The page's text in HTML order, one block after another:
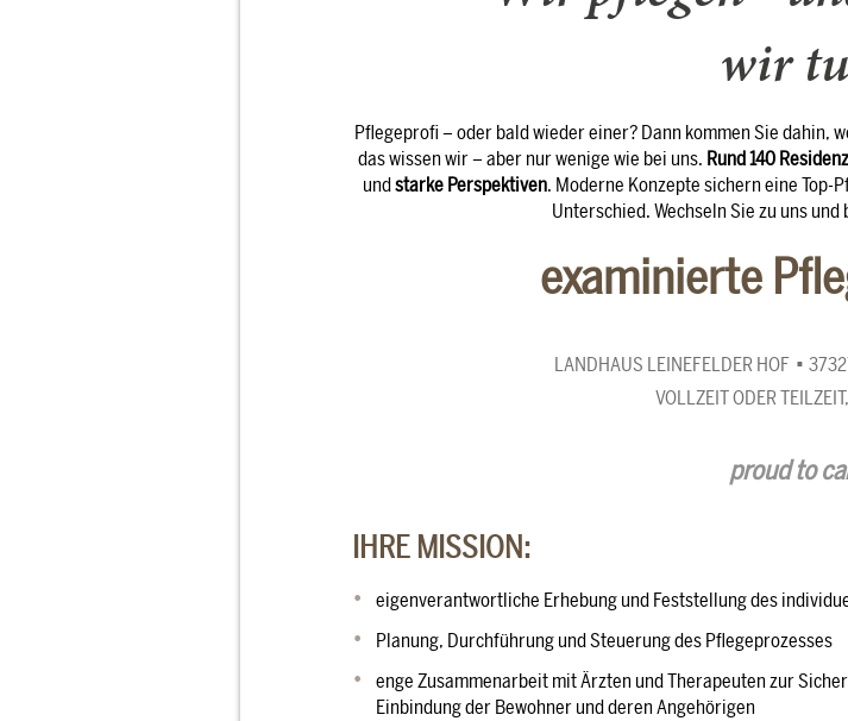
wir
Pflegeprofi – oder bald wieder einer? Dann kommen Sie dahin,
das wissen wir – aber nur wenige wie bei uns. Rund 140
undstarke Perspektiven. Moderne Konzepte sichern eine Top-
Unterschied. Wechseln Sie zu uns
examinierte
LANDHAUS LEINEFELDER HOF
VOLLZEIT ODER
proud to
IHRE MISSION:
eigenverantwortliche Erhebung und Feststellung des
Planung, Durchführung und Steuerung des Pflegeprozesses
enge Zusammenarbeit mit Ärzten und Therapeuten zur
Einbindung der Bewohner und deren Angehörigen